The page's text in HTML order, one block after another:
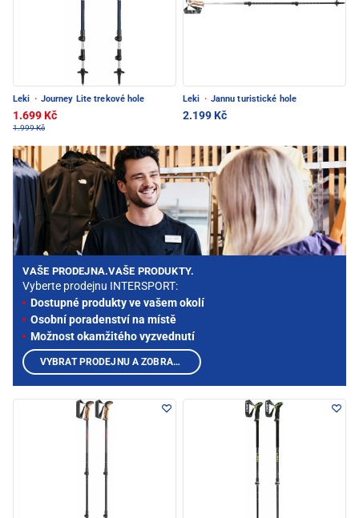
Leki · Journey Lite trekové hole
1.699 Kč
1.999 Kč
Leki · Jannu turistické hole
2.199 Kč
VAŠE PRODEJNA.VAŠE PRODUKTY.
Vyberte prodejnu INTERSPORT:
Dostupné produkty ve vašem okolí
Osobní poradenství na místě
Možnost okamžitého vyzvednutí
VYBRAT PRODEJNU A ZOBRAZIT PRODUKTY